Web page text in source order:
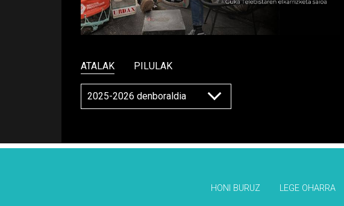
ATALAK PILULAK
HONI BURUZ LEGE OHARRA